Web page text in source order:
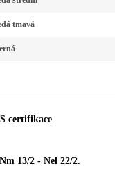
tmavá
certifikace
13/2 - Nel 22/2.